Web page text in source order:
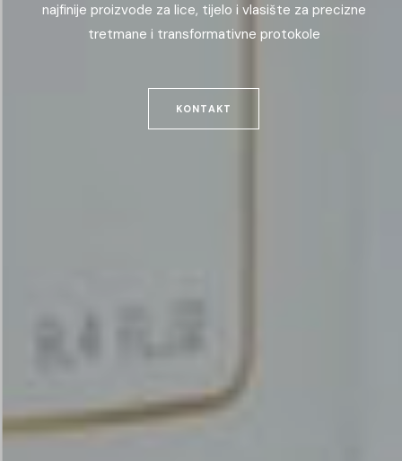
najfinije proizvode za lice, tijelo i vlasište za precizne
tretmane i transformativne protokole
KONTAKT